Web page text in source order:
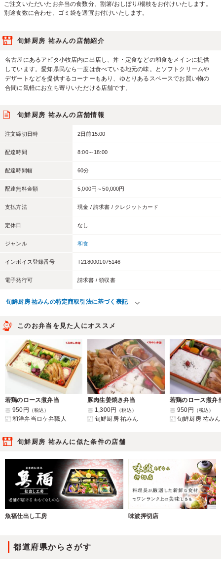
ご注文いただいたお弁当の食数分、割箸/おしぼり/楊枝をお付けいたします。
別途食数に合わせ、ゴミ袋を適宜お付けいたします。
旬鮮厨房 祐みんの店舗紹介
名古屋にあるアピタ小牧店内に出店し、丼・定食などの和食をメインに提供
しています。愛知県民なら一度は食べている地元の味。とソフトクリームや
デザートなどを提供するコーナーもあり、ゆとりあるスペースでお買い物の
合間に気軽にお立ち寄りいただける店舗です。
旬鮮厨房 祐みんの店舗情報
注文締切日時 2日前15:00
配達時間 8:00～18:00
配達時間幅 60分
配達無料金額 5,000円～50,000円
支払方法 現金 / 請求書 / クレジットカード
定休日 なし
ジャンル 和食
インボイス登録番号 T2180001075146
電子発行可 請求書 / 領収書
旬鮮厨房 祐みんの特定商取引法に基づく表記
このお弁当を見た人にオススメ
若鶏のロース煮弁当
950円
（税込）
和洋弁当ロケ弁職人
豚肉生姜焼き弁当
1,300円
（税込）
旬鮮厨房 祐みん
若鶏のロース煮弁
950円
（税込）
旬鮮厨房 祐みん
旬鮮厨房 祐みんに似た条件の店舗
魚福仕出し工房 味波押切店
都道府県からさがす